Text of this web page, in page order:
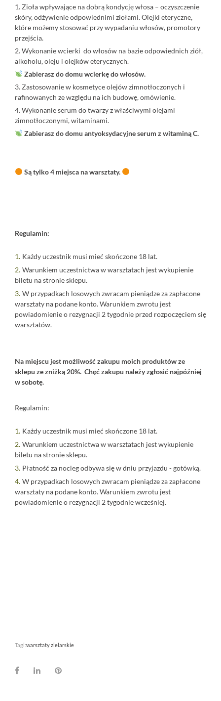
1. Zioła wpływające na dobrą kondycję włosa – oczyszczenie
skóry, odżywienie odpowiednimi ziołami. Olejki eteryczne,
które możemy stosować przy wypadaniu włosów, promotory
przejścia.
2. Wykonanie wcierki do włosów na bazie odpowiednich ziół,
alkoholu, oleju i olejków eterycznych.
Zabierasz do domu wcierkę do włosów.
3. Zastosowanie w kosmetyce olejów zimnotłoczonych i
rafinowanych ze względu na ich budowę, omówienie.
4. Wykonanie serum do twarzy z właściwymi olejami
zimnotłoczonymi, witaminami.
Zabierasz do domu antyoksydacyjne serum z witaminą C.
Sątylko 4 miejsca na warsztaty.
Regulamin:
Każdy uczestnik musi mieć skończone 18 lat.
Warunkiem uczestnictwa w warsztatach jest wykupienie
biletu na stronie sklepu.
W przypadkach losowych zwracam pieniądze za zapłacone
warsztaty na podane konto. Warunkiem zwrotu jest
powiadomienie o rezygnacji 2 tygodnie przed rozpoczęciem się
warsztatów.⠀
Na miejscu jest możliwość zakupu moich produktów ze
sklepu ze zniżką 20%. Chęć zakupu należy zgłosić najpóźniej
w sobotę.
Regulamin:
Każdy uczestnik musi mieć skończone 18 lat.
Warunkiem uczestnictwa w warsztatach jest wykupienie
biletu na stronie sklepu.
Płatność za nocleg odbywa się w dniu przyjazdu - gotówką.
W przypadkach losowych zwracam pieniądze za zapłacone
warsztaty na podane konto. Warunkiem zwrotu jest
powiadomienie o rezygnacji 2 tygodnie wcześniej.
Tagi:warsztaty zielarskie
FacebookLinkedInPinterest